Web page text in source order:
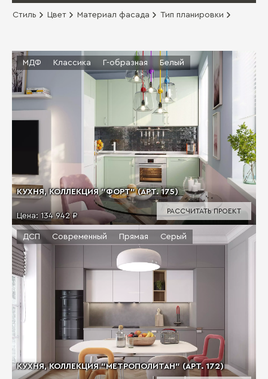
Стиль Цвет Материал фасада Тип планировки
КУХНЯ, КОЛЛЕКЦИЯ "ФОРТ" (АРТ. 175)
Цена: 134 942 ₽
МДФ Классика Г-образная Белый
РАССЧИТАТЬ ПРОЕКТ
КУХНЯ, КОЛЛЕКЦИЯ "МЕТРОПОЛИТАН" (АРТ. 172)
ДСП Современный Прямая Серый